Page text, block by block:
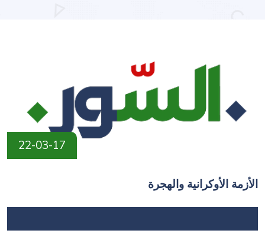
22-03-17
الأزمة الأوكرانية والهجرة